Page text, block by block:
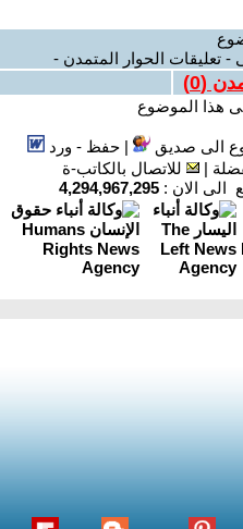
- تعليقات الحوار المتمدن -
(
0
)
هذا الموضوع
الى صديق |حفظ - ورد
|
للاتصال بالكاتب-ة
الى الان : 4,294,967,295